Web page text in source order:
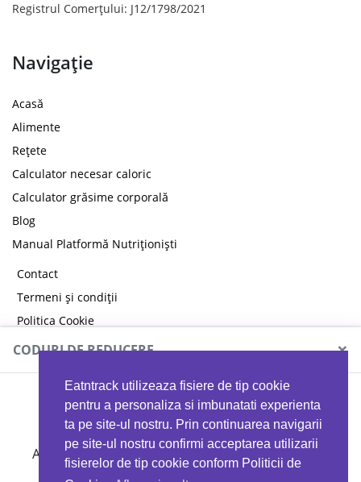
Eatntrack utilizeaza fisiere de tip cookie
pentru a personaliza si imbunatati experienta
ta pe site-ul nostru. Prin continuarea navigarii
pe site-ul nostru confirmi acceptarea utilizarii
fisierelor de tip cookie conform Politicii de
Registrul Comerțului: J12/1798/2021
Navigație
Acasă
Alimente
Rețete
Calculator necesar caloric
Calculator grăsime corporală
Blog
Manual Platformă Nutriționiști
Contact
Termeni și condiții
Politica Cookie
Politica de confidențialitate
CODURI DE REDUCERE ×
MYPROTEIN
Ai 40%reducere la orice comandă folosind codul
EATTRACK